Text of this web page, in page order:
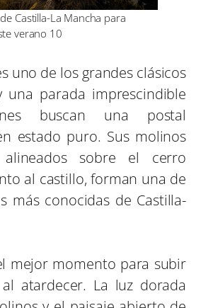
Castilla-La Mancha para
verano 10
uno de los grandes clásicos
una parada imprescindible
buscan una postal
estado puro. Sus molinos
sobre el cerro
al castillo, forman una de
más conocidas de Castilla-
mejor momento para subir
atardecer. La luz dorada